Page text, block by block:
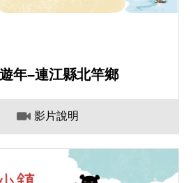
年–連江縣北竿鄉
影片說明